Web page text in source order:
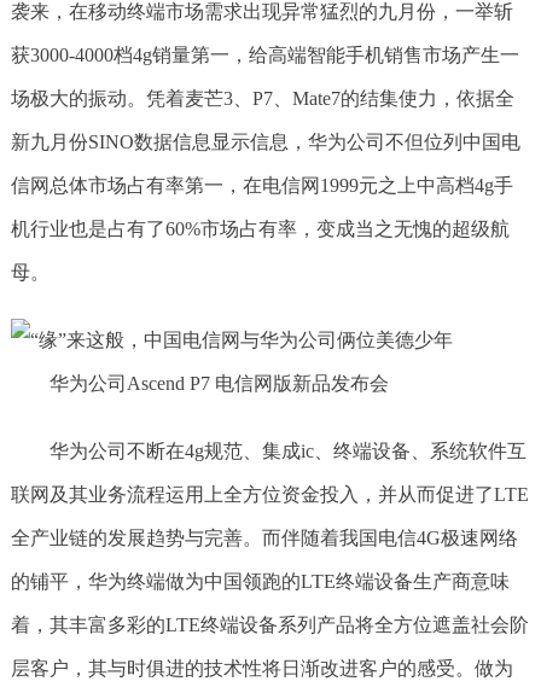
袭来，在移动终端市场需求出现异常猛烈的九月份，一举斩
获3000-4000档4g销量第一，给高端智能手机销售市场产生一
场极大的振动。凭着麦芒3、P7、Mate7的结集使力，依据全
新九月份SINO数据信息显示信息，华为公司不但位列中国电
信网总体市场占有率第一，在电信网1999元之上中高档4g手
机行业也是占有了60%市场占有率，变成当之无愧的超级航
母。
华为公司Ascend P7 电信网版新品发布会
华为公司不断在4g规范、集成ic、终端设备、系统软件互
联网及其业务流程运用上全方位资金投入，并从而促进了LTE
全产业链的发展趋势与完善。而伴随着我国电信4G极速网络
的铺平，华为终端做为中国领跑的LTE终端设备生产商意味
着，其丰富多彩的LTE终端设备系列产品将全方位遮盖社会阶
层客户，其与时俱进的技术性将日渐改进客户的感受。做为